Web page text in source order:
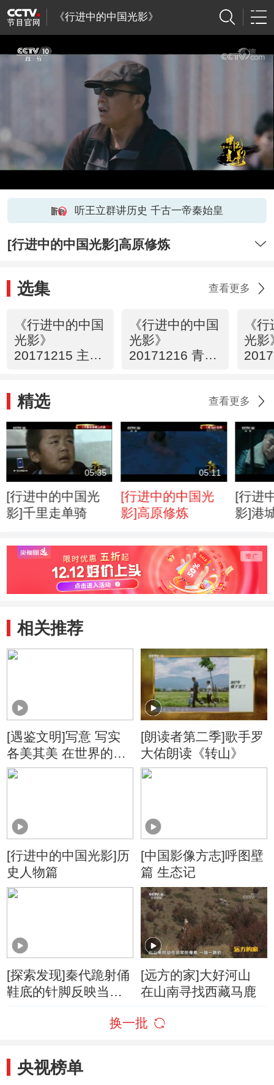
《行进中的中国光影》
听王立群讲历史 千古一帝秦始皇
[行进中的中国光影]高原修炼
选集 查看更多
《行进中的中国
光影》
20171215 主旋
《行进中的中国
光影》
20171216 青春
《
光影
精选 查看更多
05:35
[行进中的中国光
影]千里走单骑
05:11
[行进中的中国光
影]高原修炼
[行进
影]港
相关推荐
[遇鉴文明]写意 写实
各美其美 在世界的绘
画史上交相辉映
[朗读者第二季]歌手罗
大佑朗读《转山》
[行进中的中国光影]历
史人物篇
[中国影像方志]呼图壁
篇 生态记
[探索发现]秦代跪射俑
鞋底的针脚反映当时
[远方的家]大好河山
在山南寻找西藏马鹿
换一批
央视榜单